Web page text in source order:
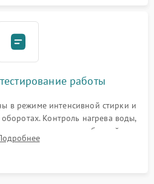
работы
в режиме интенсивной стирки и
Контроль нагрева воды,
излишних вибраций,
и протечек под корпусом.